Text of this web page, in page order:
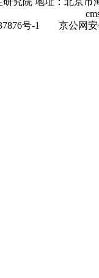
号-1
京公网安